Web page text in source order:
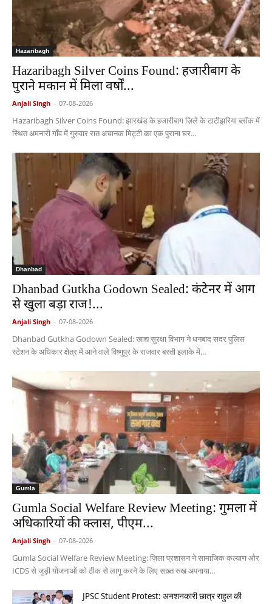
Hazaribagh
Hazaribagh Silver Coins Found: हजारीबाग के
पुराने मकान में मिला वर्षों...
Anjali Singh - 07-08-2026
Hazaribagh Silver Coins Found: झारखंड के हजारीबाग ज़िले के टाटीझरिया ब्लॉक में
स्थित अमनारी गाँव में गुरुवार रात अचानक मिट्टी का एक पुराना घर...
Dhanbad
Dhanbad Gutkha Godown Sealed: कंटेनर में आग
से खुला बड़ा राज!...
Anjali Singh - 07-08-2026
Dhanbad Gutkha Godown Sealed: खाद्य सुरक्षा विभाग ने धनबाद सदर पुलिस
स्टेशन के अधिकार क्षेत्र में आने वाले विष्णुपुर के राजवार बस्ती इलाके में...
Gumla
Gumla Social Welfare Review Meeting: गुमला में
अधिकारियों की क्लास, पीएम...
Anjali Singh - 07-08-2026
Gumla Social Welfare Review Meeting: ज़िला प्रशासन ने सामाजिक कल्याण और
ICDS से जुड़ी योजनाओं को ठीक से लागू करने के लिए सख़्त रुख अपनाया...
JPSC Student Protest: अनशनकारी छात्र राहुल की